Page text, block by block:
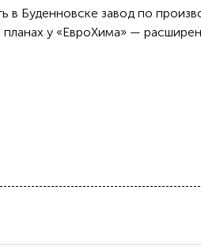
в Буденновске завод по
у «ЕвроХима» —